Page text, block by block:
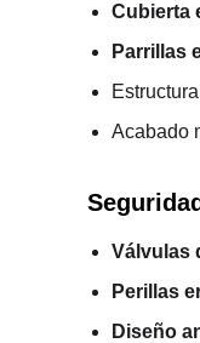
Cubierta
Parrillas
Acabado
Válvulas
Perillas
Diseño